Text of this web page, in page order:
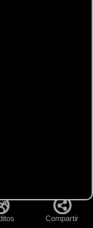
Compartir